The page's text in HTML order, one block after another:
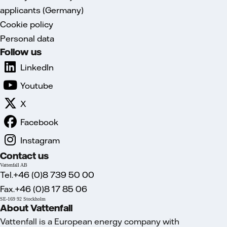
applicants (Germany)
Cookie policy
Personal data
Follow us
LinkedIn
Youtube
X
Facebook
Instagram
Contact us
Vattenfall AB
Tel.+46 (0)8 739 50 00
Fax.+46 (0)8 17 85 06
SE-169 92 Stockholm
About Vattenfall
Vattenfall is a European energy company with